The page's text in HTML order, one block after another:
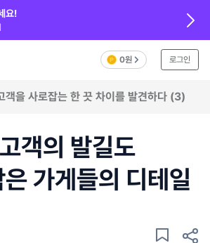
요!
0원 로그인
객을 사로잡는 한 끗 차이를 발견하다 (3)
객의 발길도
가게들의 디테일